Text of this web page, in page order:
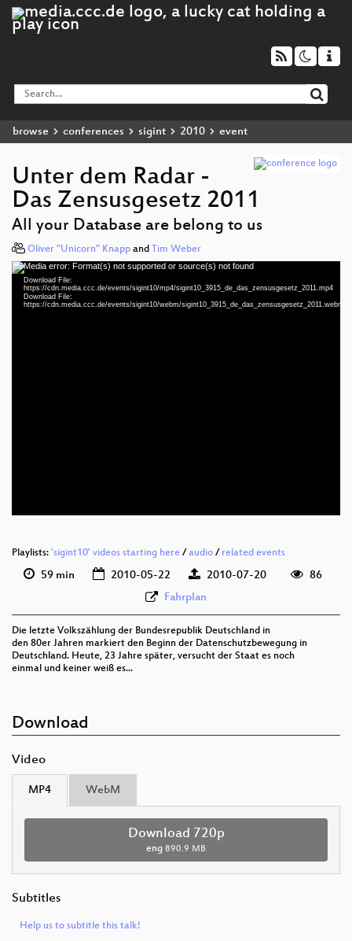
browse conferences sigint 2010 event
Unter dem Radar -
Das Zensusgesetz 2011
All your Database are belong to us
Oliver "Unicorn" Knapp and Tim Weber
Video
Player
Media error: Format(s) not supported or source(s) not found
Download File:
https://cdn.media.ccc.de/events/sigint10/mp4/sigint10_3915_de_das_zensusgesetz_2011.mp4
Download File:
https://cdn.media.ccc.de/events/sigint10/webm/sigint10_3915_de_das_zensusgesetz_2011.webm
Playlists: 'sigint10' videos starting here /audio / related events
59 min 2010-05-22 2010-07-20
86
Fahrplan
Die letzte Volkszählung der Bundesrepublik Deutschland in
den 80er Jahren markiert den Beginn der Datenschutzbewegung in
Deutschland. Heute, 23 Jahre später, versucht der Staat es noch
einmal und keiner weiß es...
Download
Video
MP4 WebM
Download 720p
eng 890.9 MB
Subtitles
Help us to subtitle this talk!